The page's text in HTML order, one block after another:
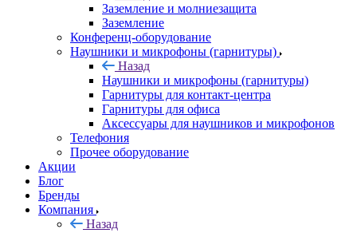
Заземление и молниезащита
Заземление
Конференц-оборудование
Наушники и микрофоны (гарнитуры)
Назад
Наушники и микрофоны (гарнитуры)
Гарнитуры для контакт-центра
Гарнитуры для офиса
Аксессуары для наушников и микрофонов
Телефония
Прочее оборудование
Акции
Блог
Бренды
Компания
Назад